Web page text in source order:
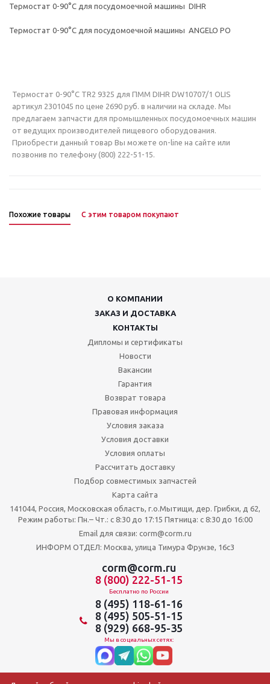
Термостат 0-90°C для посудомоечной машины DIHR
Термостат 0-90°С для посудомоечной машины ANGELO PO
Термостат 0-90°С TR2 9325 для ПММ DIHR DW10707/1 OLIS
артикул 2301045 по цене 2690 руб. в наличии на складе. Мы
предлагаем запчасти для промышленных посудомоечных машин
от ведущих производителей пищевого оборудования.
Приобрести данный товар Вы можете on-line на сайте или
позвонив по телефону (800) 222-51-15.
Похожие товары С этим товаром покупают
О КОМПАНИИ
ЗАКАЗ И ДОСТАВКА
КОНТАКТЫ
Дипломы и сертификаты
Новости
Вакансии
Гарантия
Возврат товара
Правовая информация
Условия заказа
Условия доставки
Условия оплаты
Рассчитать доставку
Подбор совместимых запчастей
Карта сайта
141044, Россия, Московская область, г.о.Мытищи, дер. Грибки, д 62,
Режим работы: Пн.– Чт.: с 8:30 до 17:15 Пятница: c 8:30 до 16:00
Email для связи: corm@corm.ru
ИНФОРМ ОТДЕЛ: Москва, улица Тимура Фрунзе, 16с3
corm@corm.ru
8 (800) 222-51-15
Бесплатно по России
8 (495) 118-61-16
8 (495) 505-51-15
8 (929) 668-95-35
Мы в социальных сетях: